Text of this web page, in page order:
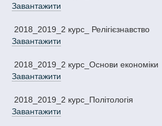
Завантажити
2018_2019_2 курс_ Релігієзнавство
Завантажити
2018_2019_2 курс_Основи економіки
Завантажити
2018_2019_2 курс_Політологія
Завантажити